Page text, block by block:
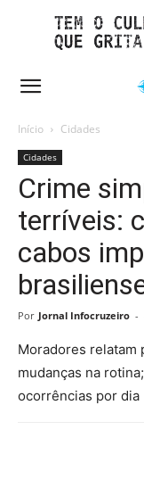
Início Cidades
Cidades
Crime
terríveis:
cabos
Por Jornal Infocruzeiro -
Moradores relatam
mudanças na
ocorrências por dia